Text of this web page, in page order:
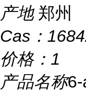
产地 郑州
Cas：
价格： 1
产品名称